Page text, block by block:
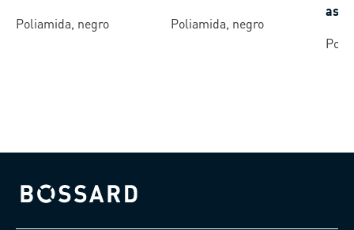
Poliamida, negro
Poliamida, negro
Bossard homepage